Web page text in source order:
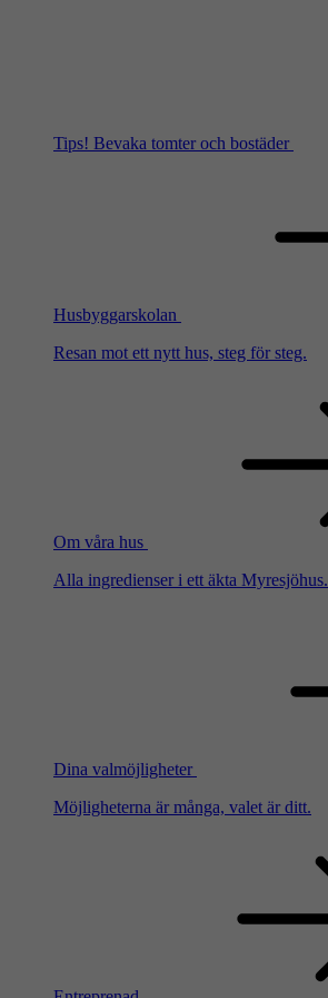
Tips! Bevaka tomter och bostäder
Husbyggarskolan
Resan mot ett nytt hus, steg för steg.
Om våra hus
Alla ingredienser i ett äkta Myresjöhus.
Dina valmöjligheter
Möjligheterna är många, valet är ditt.